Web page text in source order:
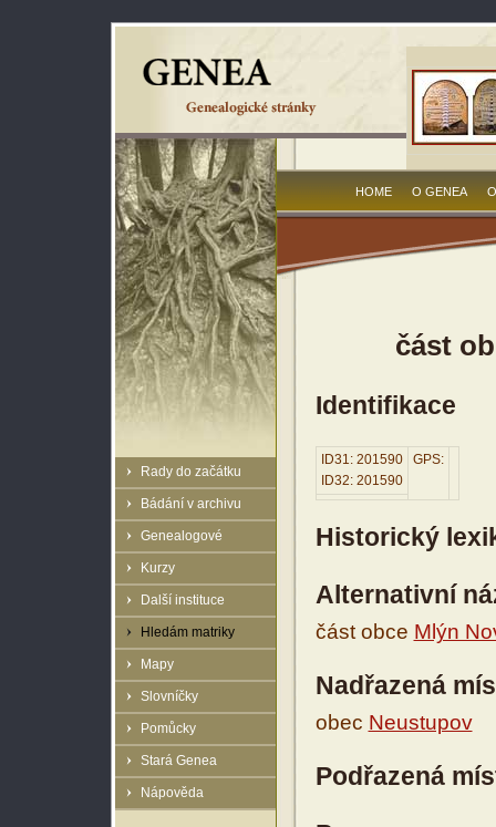
Rady do začátku
Bádání v archivu
Genealogové
Kurzy
Další instituce
Hledám matriky
Mapy
Slovníčky
Pomůcky
Stará Genea
Nápověda
HOME O GENEA
část
Identifikace
ID31: 201590
ID32: 201590
GPS:
Historický
Alternativní
část obce Mlýn
Nadřazená
obec Neustupov
Podřazená